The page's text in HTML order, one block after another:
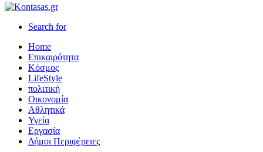
Search for
Home
Επικαιρότητα
Κόσμος
LifeStyle
πολιτική
Οικονομία
Αθλητικά
Υγεία
Εργασία
Δήμοι Περιφέρειες